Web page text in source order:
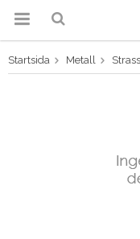
Startsida Metall Strass